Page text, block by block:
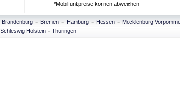
*Mobilfunkpreise können abweichen
Brandenburg - Bremen - Hamburg- Hessen- Mecklenburg-
Schleswig-Holstein - Thüringen